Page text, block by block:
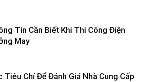
Tin Cần Biết Khi Thi Công Điện
May
Tiêu Chí Để Đánh Giá Nhà Cung Cấp